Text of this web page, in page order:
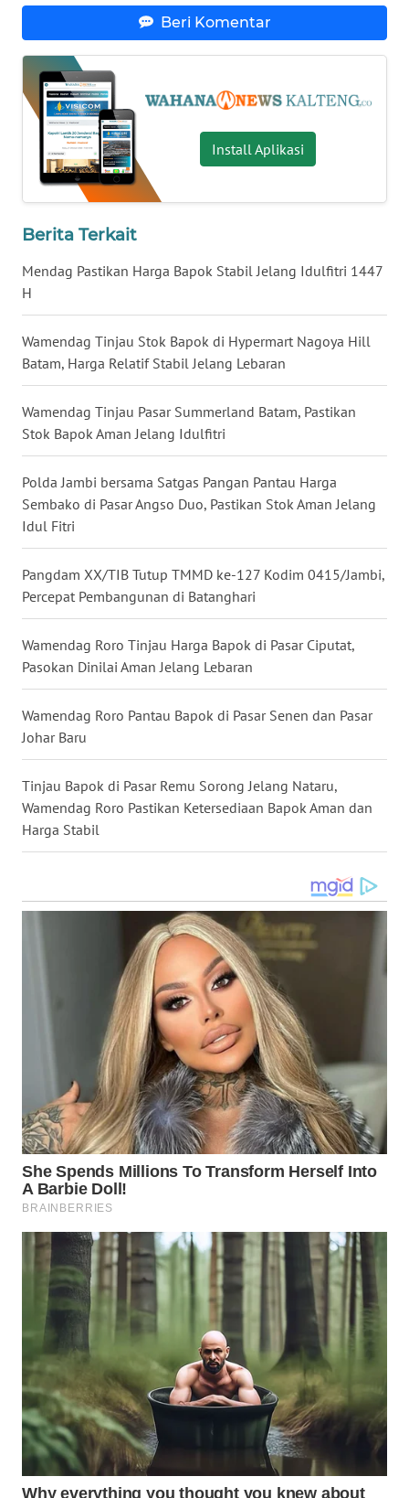
Beri Komentar
Install Aplikasi
Berita Terkait
Mendag Pastikan Harga Bapok Stabil Jelang Idulfitri 1447
H
Wamendag Tinjau Stok Bapok di Hypermart Nagoya Hill
Batam, Harga Relatif Stabil Jelang Lebaran
Wamendag Tinjau Pasar Summerland Batam, Pastikan
Stok Bapok Aman Jelang Idulfitri
Polda Jambi bersama Satgas Pangan Pantau Harga
Sembako di Pasar Angso Duo, Pastikan Stok Aman Jelang
Idul Fitri
Pangdam XX/TIB Tutup TMMD ke-127 Kodim 0415/Jambi,
Percepat Pembangunan di Batanghari
Wamendag Roro Tinjau Harga Bapok di Pasar Ciputat,
Pasokan Dinilai Aman Jelang Lebaran
Wamendag Roro Pantau Bapok di Pasar Senen dan Pasar
Johar Baru
Tinjau Bapok di Pasar Remu Sorong Jelang Nataru,
Wamendag Roro Pastikan Ketersediaan Bapok Aman dan
Harga Stabil
WN
NUSANTARA
WN
JOGJA
WN
WN
WN
KALSEL
WN
KALTIM
WN
SULSEL
WN
GORONTALO
WN
SULUT
WN
TOBA
WN
WN
LANGKAT
WN
TAPANULI
SELATAN
WN
LESUNG
WN